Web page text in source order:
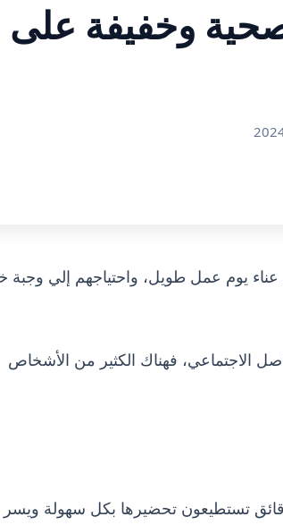
10 دقائق صحية وخفيفة على
بعد عناء يوم عمل طويل، واحتياجهم إلي وجبة
الاجتماعي، فهناك الكثير من الأشخاص
نوضح لكم خلال السطور التالية أكثر من وجبة عشاء في 10 دقائق تستطيعون تحضيرها بكل